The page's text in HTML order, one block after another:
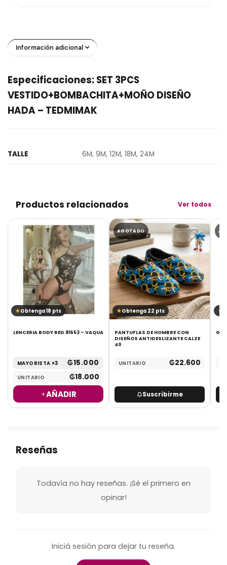
Información adicional
Especificaciones: SET 3PCS
VESTIDO+BOMBACHITA+MOÑO DISEÑO
HADA – TEDMIMAK
TALLE 6M, 9M, 12M, 18M, 24M
Productos relacionados Ver todos
Obtenga 18 pts
LENCERIA BODY RED 81653 – VAQUA
MAYORISTA ×3 ₲15.000
UNITARIO ₲18.000
AÑADIR
AGOTADO
Obtenga 22 pts
PANTUFLAS DE HOMBRE CON
DISEÑOS ANTIDESLIZANTE CALZE
40
UNITARIO ₲22.600
Suscribirme
Reseñas
Todavía no hay reseñas. ¡Sé el primero en
opinar!
Iniciá sesión para dejar tu reseña.